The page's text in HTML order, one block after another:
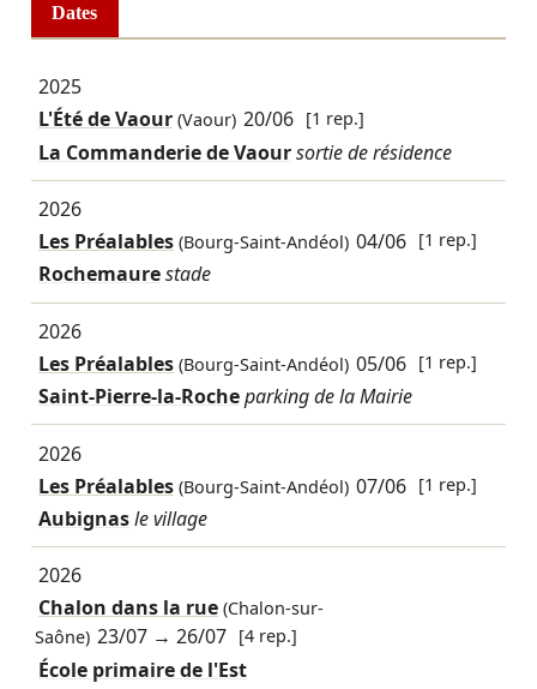
Dates
2025
L'Été de Vaour(Vaour) 20/06 [1 rep.]
La Commanderie de Vaoursortie de résidence
2026
Les Préalables(Bourg-Saint-Andéol) 04/06 [1 rep.]
Rochemaurestade
2026
Les Préalables(Bourg-Saint-Andéol) 05/06 [1 rep.]
Saint-Pierre-la-Rocheparking de la Mairie
2026
Les Préalables(Bourg-Saint-Andéol) 07/06 [1 rep.]
Aubignasle village
2026
Chalon dans la rue(Chalon-sur-
Saône) 23/07 →26/07 [4 rep.]
École primaire de l'Est